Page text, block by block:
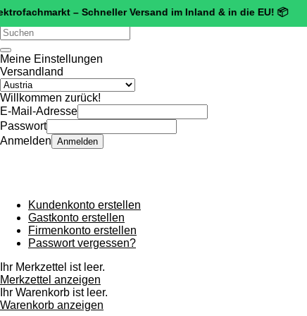
– Schneller Versand im Inland & in die EU! 📦 🇦🇹 🛡️
Verwende
die
oben
und
unten,
um
das
Eingabetaste,
zum
ausgewählten
Meine Einstellungen
Versandland
Willkommen zurück!
E-Mail-Adresse
Passwort
Anmelden Anmelden
Kundenkonto erstellen
Gastkonto erstellen
Firmenkonto erstellen
Passwort vergessen?
Ihr Merkzettel ist leer.
Merkzettel anzeigen
Ihr Warenkorb ist leer.
Warenkorb anzeigen